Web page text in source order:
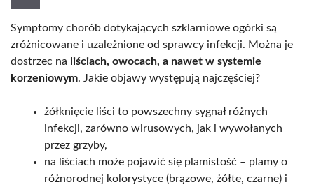
Symptomy chorób dotykających szklarniowe ogórki są
zróżnicowane i uzależnione od sprawcy infekcji. Można je
dostrzec na liściach, owocach, a nawet w systemie
korzeniowym. Jakie objawy występują najczęściej?
żółknięcie liści to powszechny sygnał różnych
infekcji, zarówno wirusowych, jak i wywołanych
przez grzyby,
na liściach może pojawić się plamistość – plamy o
różnorodnej kolorystyce (brązowe, żółte, czarne) i